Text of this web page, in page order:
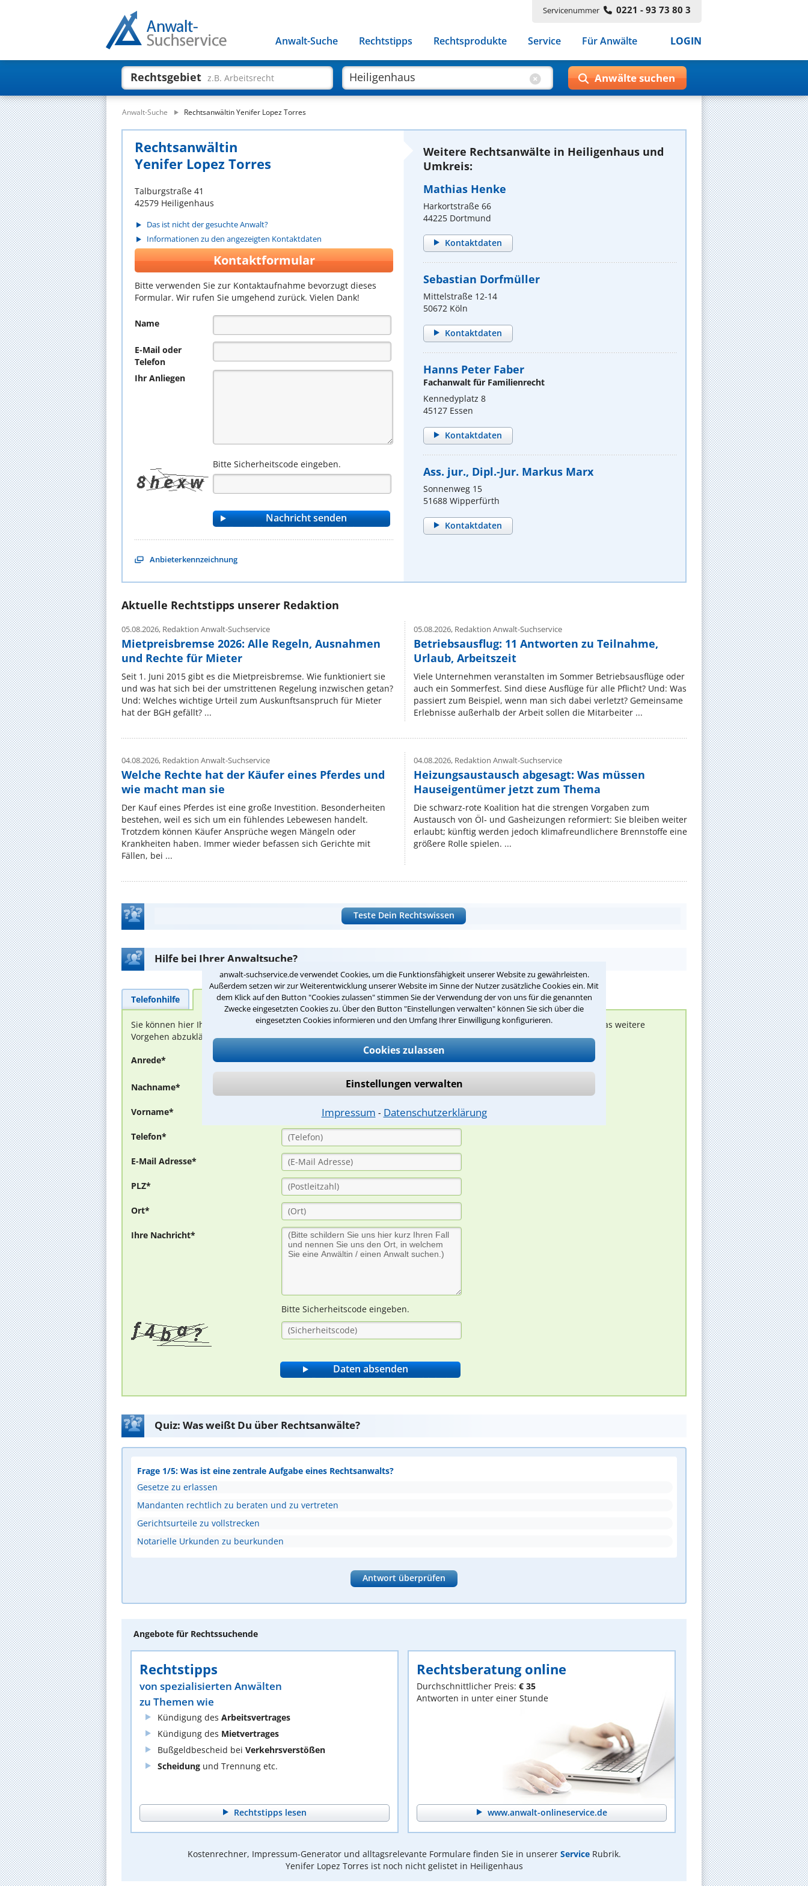
anwalt-suchservice.de verwendet Cookies, um die Funktionsfähigkeit unserer Website zu gewährleisten.
Außerdem setzen wir zur Weiterentwicklung unserer Website im Sinne der Nutzer zusätzliche Cookies ein. Mit
dem Klick auf den Button "Cookies zulassen" stimmen Sie der Verwendung der von uns für die genannten
Zwecke eingesetzten Cookies zu. Über den Button "Einstellungen verwalten" können Sie sich über die
eingesetzten Cookies informieren und den Umfang Ihrer Einwilligung konfigurieren.
Cookies zulassen
Einstellungen verwalten
Impressum ⁃ Datenschutzerklärung
Servicenummer 0221 - 93 73 80 3
Anwalt-Suche Rechtstipps Rechtsprodukte Service Für Anwälte LOGIN
Rechtsgebiet z.B. Arbeitsrecht
Anwalt-Suche Rechtsanwältin Yenifer Lopez Torres
Rechtsanwältin
Yenifer Lopez Torres
Talburgstraße 41
42579 Heiligenhaus
Das ist nicht der gesuchte Anwalt?
Informationen zu den angezeigten Kontaktdaten
Kontaktformular
Bitte verwenden Sie zur Kontaktaufnahme bevorzugt dieses
Formular. Wir rufen Sie umgehend zurück. Vielen Dank!
Name
E-Mail oder
Telefon
Ihr Anliegen
Bitte Sicherheitscode eingeben.
Anbieterkennzeichnung
Weitere Rechtsanwälte in Heiligenhaus und
Umkreis:
Mathias Henke
Harkortstraße 66
44225 Dortmund
Kontaktdaten
Sebastian Dorfmüller
Mittelstraße 12-14
50672 Köln
Kontaktdaten
Hanns Peter Faber
Fachanwalt für Familienrecht
Kennedyplatz 8
45127 Essen
Kontaktdaten
Ass. jur., Dipl.-Jur. Markus Marx
Sonnenweg 15
51688 Wipperfürth
Kontaktdaten
Aktuelle Rechtstipps unserer Redaktion
05.08.2026, Redaktion Anwalt-Suchservice
Mietpreisbremse 2026: Alle Regeln, Ausnahmen
und Rechte für Mieter
Seit 1. Juni 2015 gibt es die Mietpreisbremse. Wie funktioniert sie
und was hat sich bei der umstrittenen Regelung inzwischen getan?
Und: Welches wichtige Urteil zum Auskunftsanspruch für Mieter
hat der BGH gefällt? ...
05.08.2026,Redaktion Anwalt-Suchservice
Betriebsausflug: 11 Antworten zu Teilnahme,
Urlaub, Arbeitszeit
Viele Unternehmen veranstalten im Sommer Betriebsausflüge oder
auch ein Sommerfest. Sind diese Ausflüge für alle Pflicht? Und: Was
passiert zum Beispiel, wenn man sich dabei verletzt? Gemeinsame
Erlebnisse außerhalb der Arbeit sollen die Mitarbeiter ...
04.08.2026, Redaktion Anwalt-Suchservice
Welche Rechte hat der Käufer eines Pferdes und
wie macht man sie
Der Kauf eines Pferdes ist eine große Investition. Besonderheiten
bestehen, weil es sich um ein fühlendes Lebewesen handelt.
Trotzdem können Käufer Ansprüche wegen Mängeln oder
Krankheiten haben. Immer wieder befassen sich Gerichte mit
Fällen, bei ...
04.08.2026,Redaktion Anwalt-Suchservice
Heizungsaustausch abgesagt: Was müssen
Hauseigentümer jetzt zum Thema
Die schwarz-rote Koalition hat die strengen Vorgaben zum
Austausch von Öl‑ und Gasheizungen reformiert: Sie bleiben weiter
erlaubt; künftig werden jedoch klimafreundlichere Brennstoffe eine
größere Rolle spielen. ...
Teste Dein Rechtswissen
Hilfe bei Ihrer Anwaltsuche?
Telefonhilfe Beratungsanfrage
Sie können hier Ihren Fall schildern. Anschließend werden sich spezialisierte Rechtsanwälte bei Ihnen melden, um das weitere
Vorgehen abzuklären. Die Rückmeldung durch einen Anwalt ist für Sie kostenlos.
Anrede* (Anrede)
Nachname*
Vorname*
Telefon*
E-Mail Adresse*
PLZ*
Ort*
Ihre Nachricht*
Bitte Sicherheitscode eingeben.
Quiz: Was weißt Du über Rechtsanwälte?
Frage 1/5: Was ist eine zentrale Aufgabe eines Rechtsanwalts?
Gesetze zu erlassen
Mandanten rechtlich zu beraten und zu vertreten
Gerichtsurteile zu vollstrecken
Notarielle Urkunden zu beurkunden
Antwort überprüfen
Angebote für Rechtssuchende
Rechtstipps
von spezialisierten Anwälten
zu Themen wie
Kündigung des Arbeitsvertrages
Kündigung des Mietvertrages
Bußgeldbescheid bei Verkehrsverstößen
Scheidung und Trennung etc.
Rechtstipps lesen
Rechtsberatung online
Durchschnittlicher Preis: € 35
Antworten in unter einer Stunde
www.anwalt-onlineservice.de
Kostenrechner, Impressum-Generator und alltagsrelevante Formulare finden Sie in unserer ServiceRubrik.
Yenifer Lopez Torres ist noch nicht gelistet in Heiligenhaus